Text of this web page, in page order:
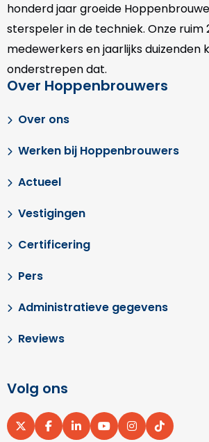
honderd jaar groeide
sterspeler in de techniek. Onze ruim
medewerkers en jaarlijks duizenden
onderstrepen dat.
Over Hoppenbrouwers
Over ons
Werken bij Hoppenbrouwers
Actueel
Vestigingen
Certificering
Pers
Administratieve gegevens
Reviews
Volg ons
Ga
Ga
Ga
Ga
Ga
Ga